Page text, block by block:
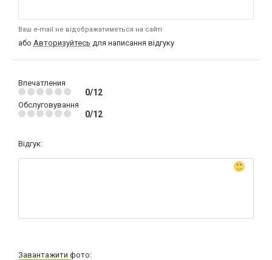
Ваш e-mail не відображатиметься на сайті
або Авторизуйтесь для написання відгуку
Впечатления
0/12
Обслуговування
0/12
Відгук:
Завантажити фото: